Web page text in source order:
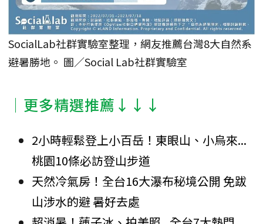
SocialLab社群實驗室整理，網友推薦台灣8大自然系
避暑勝地。 圖／Social Lab社群實驗室
│更多精選推薦↓↓↓
2小時輕鬆登上小百岳！東眼山、小烏來...
桃園10條必訪登山步道
天然冷氣房！全台16大瀑布秘境公開 免跋
山涉水的避 暑好去處